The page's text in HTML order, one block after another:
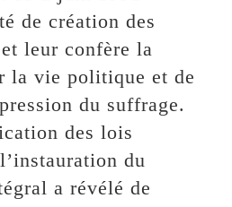
de création des
leur confère la
la vie politique et de
du suffrage.
des lois
du
a révélé de